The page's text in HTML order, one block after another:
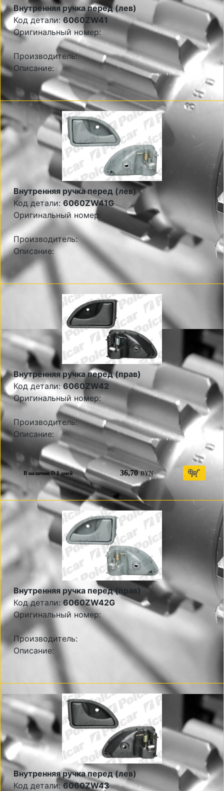
Внутренняя ручка перед (лев)
Код детали:6060ZW41
Оригинальный номер:
Производитель:
Описание:
Внутренняя ручка перед (лев)
Код детали: 6060ZW41G
Оригинальный номер:
Производитель:
Описание:
Внутренняя ручка перед (прав)
Код детали:6060ZW42
Оригинальный номер:
Производитель:
Описание:
В наличии D 1 дней 36,70 BYN
Внутренняя ручка перед (прав)
Код детали: 6060ZW42G
Оригинальный номер:
Производитель:
Описание:
Внутренняя ручка перед (лев)
Код детали:6060ZW43